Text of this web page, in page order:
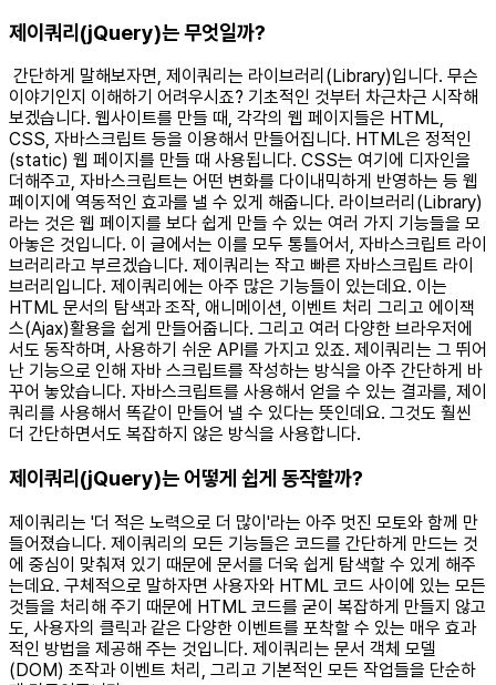
제이쿼리(jQuery)는 무엇일까?
간단하게 말해보자면, 제이쿼리는 라이브러리(Library)입니다. 무슨
이야기인지 이해하기 어려우시죠? 기초적인 것부터 차근차근 시작해
보겠습니다. 웹사이트를 만들 때, 각각의 웹 페이지들은 HTML,
CSS, 자바스크립트 등을 이용해서 만들어집니다. HTML은 정적인
(static) 웹 페이지를 만들 때 사용됩니다. CSS는 여기에 디자인을
더해주고, 자바스크립트는 어떤 변화를 다이내믹하게 반영하는 등 웹
페이지에 역동적인 효과를 낼 수 있게 해줍니다. 라이브러리(Library)
라는 것은 웹 페이지를 보다 쉽게 만들 수 있는 여러 가지 기능들을 모
아놓은 것입니다. 이 글에서는 이를 모두 통틀어서, 자바스크립트 라이
브러리라고 부르겠습니다. 제이쿼리는 작고 빠른 자바스크립트 라이
브러리입니다. 제이쿼리에는 아주 많은 기능들이 있는데요. 이는
HTML 문서의 탐색과 조작, 애니메이션, 이벤트 처리 그리고 에이잭
스(Ajax)활용을 쉽게 만들어줍니다. 그리고 여러 다양한 브라우저에
서도 동작하며, 사용하기 쉬운 API를 가지고 있죠. 제이쿼리는 그 뛰어
난 기능으로 인해 자바 스크립트를 작성하는 방식을 아주 간단하게 바
꾸어 놓았습니다. 자바스크립트를 사용해서 얻을 수 있는 결과를, 제이
쿼리를 사용해서 똑같이 만들어 낼 수 있다는 뜻인데요. 그것도 훨씬
더 간단하면서도 복잡하지 않은 방식을 사용합니다. ​ ​
제이쿼리(jQuery)는 어떻게 쉽게 동작할까?
제이쿼리는 '더 적은 노력으로 더 많이'라는 아주 멋진 모토와 함께 만
들어졌습니다. 제이쿼리의 모든 기능들은 코드를 간단하게 만드는 것
에 중심이 맞춰져 있기 때문에 문서를 더욱 쉽게 탐색할 수 있게 해주
는데요. 구체적으로 말하자면 사용자와 HTML 코드 사이에 있는 모든
것들을 처리해 주기 때문에 HTML 코드를 굳이 복잡하게 만들지 않고
도, 사용자의 클릭과 같은 다양한 이벤트를 포착할 수 있는 매우 효과
적인 방법을 제공해 주는 것입니다. 제이쿼리는 문서 객체 모델
(DOM) 조작과 이벤트 처리, 그리고 기본적인 모든 작업들을 단순하